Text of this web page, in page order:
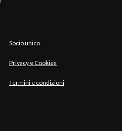
Socio unico
Privacy e Cookies
Termini e condizioni